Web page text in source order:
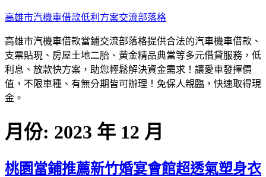
跳
主
要
內
容
高雄市汽機車借款低利方案交流部落格
高雄市汽機車借款當鋪交流部落格提供合法的汽車機車借款、
支票貼現、房屋土地二胎、黃金精品典當等多元借貸服務，低
利息、放款快方案，助您輕鬆解決資金需求！讓愛車發揮價
值，不限車種、有無分期皆可辦理！免保人親臨，快速取得現
金。
月份: 2023 年 12 月
桃園當鋪推薦新竹婚宴會館超透氣塑身衣